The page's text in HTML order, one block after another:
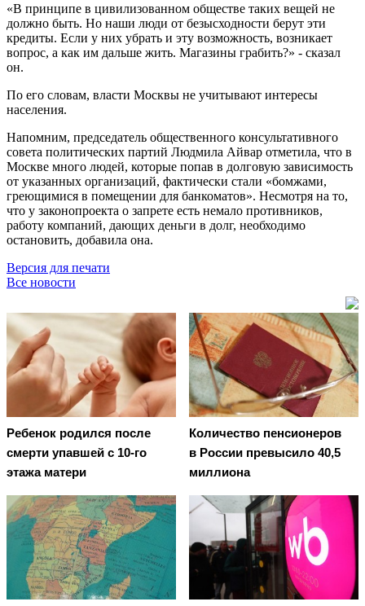
«В принципе в цивилизованном обществе таких вещей не
должно быть. Но наши люди от безысходности берут эти
кредиты. Если у них убрать и эту возможность, возникает
вопрос, а как им дальше жить. Магазины грабить?» - сказал
он.
По его словам, власти Москвы не учитывают интересы
населения.
Напомним, председатель общественного консультативного
совета политических партий Людмила Айвар отметила, что в
Москве много людей, которые попав в долговую зависимость
от указанных организаций, фактически стали «бомжами,
греющимися в помещении для банкоматов». Несмотря на то,
что у законопроекта о запрете есть немало противников,
работу компаний, дающих деньги в долг, необходимо
остановить, добавила она.
Версия для печати
Все новости
Ребенок родился после
смерти упавшей с 10-го
этажа матери
Количество пенсионеров
в России превысило 40,5
миллиона